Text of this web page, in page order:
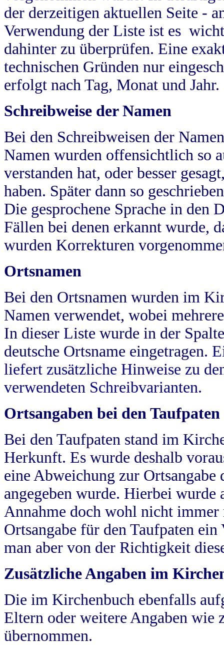
der derzeitigen aktuellen Seite -
Verwendung der Liste ist es
dahinter zu überprüfen. Eine
technischen Gründen nur
erfolgt nach Tag, Monat und Jahr.
Schreibweise der Namen
Bei den Schreibweisen der
Namen wurden offensichtlich so
verstanden hat, oder besser
haben. Später dann so
Die gesprochene Sprache in
Fällen bei denen erkannt wurde,
wurden Korrekturen
Ortsnamen
Bei den Ortsnamen wurden im
Namen verwendet, wobei
In dieser Liste wurde in der
deutsche Ortsname eingetragen.
liefert zusätzliche Hinweise zu
verwendeten Schreibvarianten.
Ortsangaben bei den Taufpaten
Bei den Taufpaten stand im
Herkunft. Es wurde deshalb
eine Abweichung zur
angegeben wurde. Hierbei wurde
Annahme doch wohl nicht
Ortsangabe für den Taufpaten
man aber von der Richtigkeit
Zusätzliche Angaben im
Die im Kirchenbuch ebenfalls
Eltern oder weitere Angaben wie
übernommen.